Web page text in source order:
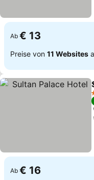
Ab € 13
Preise von 11 Websites
Ab € 16